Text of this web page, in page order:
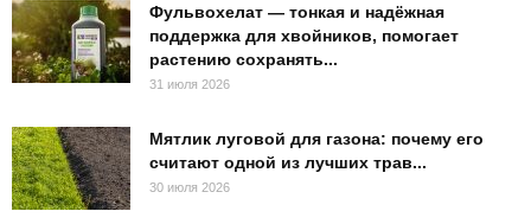
Фульвохелат — тонкая и надёжная
поддержка для хвойников, помогает
растению сохранять...
31 июля 2026
Мятлик луговой для газона: почему его
считают одной из лучших трав...
30 июля 2026